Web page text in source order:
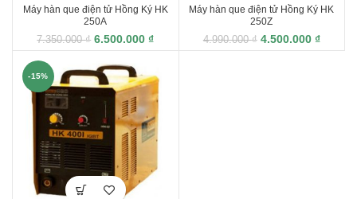
Máy hàn que điện tử Hồng Ký HK
250A
7.350.000₫ 6.500.000 ₫
Máy hàn que điện tử Hồng Ký HK
250Z
4.990.000₫ 4.500.000 ₫
-15%